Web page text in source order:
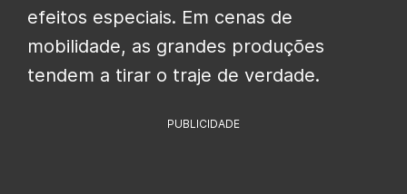
efeitos especiais. Em cenas de
mobilidade, as grandes produções
tendem a tirar o traje de verdade.
PUBLICIDADE